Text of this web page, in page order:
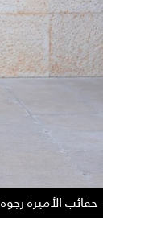
حقائب الأميرة